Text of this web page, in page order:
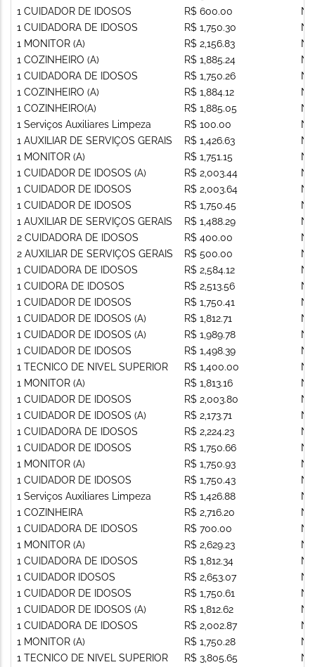
1 CUIDADOR DE IDOSOS
1 CUIDADORA DE IDOSOS
1 MONITOR (A)
1 COZINHEIRO (A)
1 CUIDADORA DE IDOSOS
1 COZINHEIRO (A)
1 COZINHEIRO(A)
1 Serviços Auxiliares Limpeza
1 AUXILIAR DE SERVIÇOS GERAIS
1 MONITOR (A)
1 CUIDADOR DE IDOSOS (A)
1 CUIDADOR DE IDOSOS
1 CUIDADOR DE IDOSOS
1 AUXILIAR DE SERVIÇOS GERAIS
2 CUIDADORA DE IDOSOS
2 AUXILIAR DE SERVIÇOS GERAIS
1 CUIDADORA DE IDOSOS
1 CUIDORA DE IDOSOS
1 CUIDADOR DE IDOSOS
1 CUIDADOR DE IDOSOS (A)
1 CUIDADOR DE IDOSOS (A)
1 CUIDADOR DE IDOSOS
1 TECNICO DE NIVEL SUPERIOR
1 MONITOR (A)
1 CUIDADOR DE IDOSOS
1 CUIDADOR DE IDOSOS (A)
1 CUIDADORA DE IDOSOS
1 CUIDADOR DE IDOSOS
1 MONITOR (A)
1 CUIDADOR DE IDOSOS
1 Serviços Auxiliares Limpeza
1 COZINHEIRA
1 CUIDADORA DE IDOSOS
1 MONITOR (A)
1 CUIDADORA DE IDOSOS
1 CUIDADOR IDOSOS
1 CUIDADOR DE IDOSOS
1 CUIDADOR DE IDOSOS (A)
1 CUIDADORA DE IDOSOS
1 MONITOR (A)
1 TECNICO DE NIVEL SUPERIOR
R$ 600.00
R$ 1,750.30
R$ 2,156.83
R$ 1,885.24
R$ 1,750.26
R$ 1,884.12
R$ 1,885.05
R$ 100.00
R$ 1,426.63
R$ 1,751.15
R$ 2,003.44
R$ 2,003.64
R$ 1,750.45
R$ 1,488.29
R$ 400.00
R$ 500.00
R$ 2,584.12
R$ 2,513.56
R$ 1,750.41
R$ 1,812.71
R$ 1,989.78
R$ 1,498.39
R$ 1,400.00
R$ 1,813.16
R$ 2,003.80
R$ 2,173.71
R$ 2,224.23
R$ 1,750.66
R$ 1,750.93
R$ 1,750.43
R$ 1,426.88
R$ 2,716.20
R$ 700.00
R$ 2,629.23
R$ 1,812.34
R$ 2,653.07
R$ 1,750.61
R$ 1,812.62
R$ 2,002.87
R$ 1,750.28
R$ 3,805.65